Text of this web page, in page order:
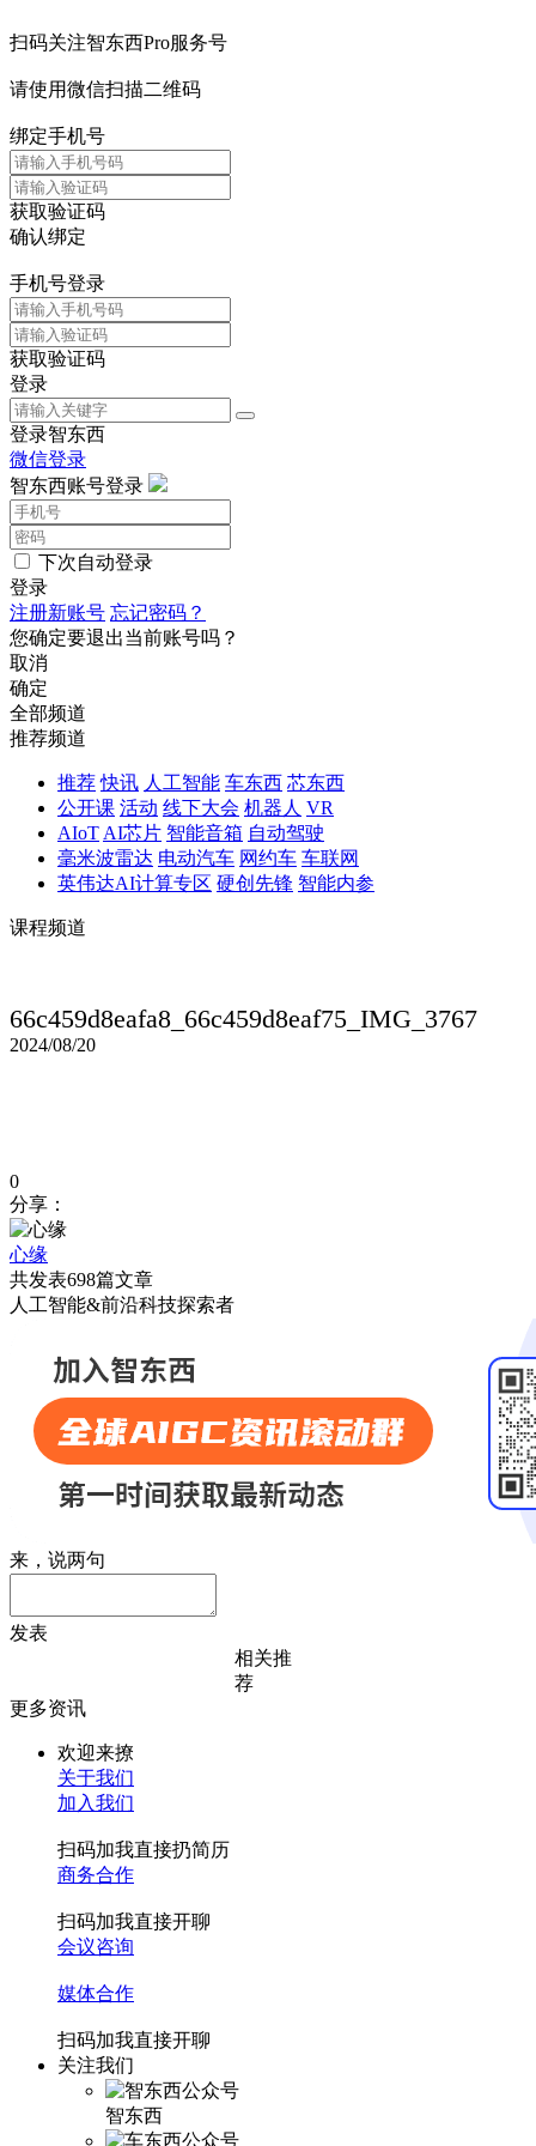
扫码关注智东西Pro服务号
请使用微信扫描二维码
绑定手机号
获取验证码
确认绑定
手机号登录
获取验证码
登录
登录智东西
微信登录
智东西账号登录
下次自动登录
登录
注册新账号 忘记密码？
您确定要退出当前账号吗？
取消
确定
全部频道
推荐频道
推荐 快讯 人工智能 车东西 芯东西
公开课 活动 线下大会 机器人 VR
AIoT AI芯片 智能音箱 自动驾驶
毫米波雷达 电动汽车 网约车 车联网
英伟达AI计算专区 硬创先锋 智能内参
课程频道
66c459d8eafa8_66c459d8eaf75_IMG_3767
2024/08/20
0
分享：
心缘
共发表698篇文章
人工智能&前沿科技探索者
来，说两句
发表
相关推
荐
更多资讯
欢迎来撩
关于我们
加入我们
扫码加我直接扔简历
商务合作
扫码加我直接开聊
会议咨询
媒体合作
扫码加我直接开聊
关注我们
智东西